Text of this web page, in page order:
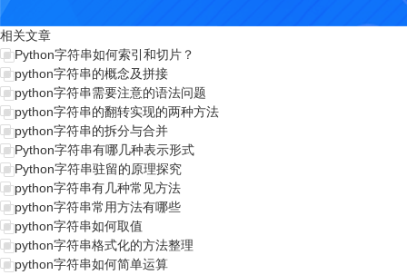
相关文章
Python字符串如何索引和切片？
python字符串的概念及拼接
python字符串需要注意的语法问题
python字符串的翻转实现的两种方法
python字符串的拆分与合并
Python字符串有哪几种表示形式
Python字符串驻留的原理探究
python字符串有几种常见方法
python字符串常用方法有哪些
python字符串如何取值
python字符串格式化的方法整理
python字符串如何简单运算